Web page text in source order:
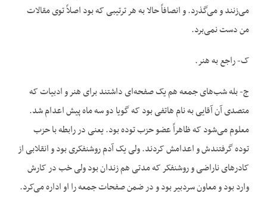
می‌زنند و می‌گذرد. و انصافاً حالا به هر ترتیبی که بود اصلاً توی مقالات
من دست نمی‌برد.
ک- راجع به هنر.
ج- بله شب‌های جمعه هم یک صفحه‌ای داشتند برای هنر و ادبیات که
متصدی آن آقایی به نام هاتفی بود که گویا دو سه ماه پیش اعدام شد.
معلوم می‌شود که ظاهراً عضو حزب توده بود. یعنی در رابطه با حزب
توده گرفتندش و اعدامش کردند. ولی یک آدم روشنفکری بود و انقلابی از
کادرهای ناراضی و روشنفکر که مدتی هم زندان بود ولی خب در کارش
وارد بود و معاون سردبیر بود و در ضمن صفحات جمعه را او اداره می‌کرد.